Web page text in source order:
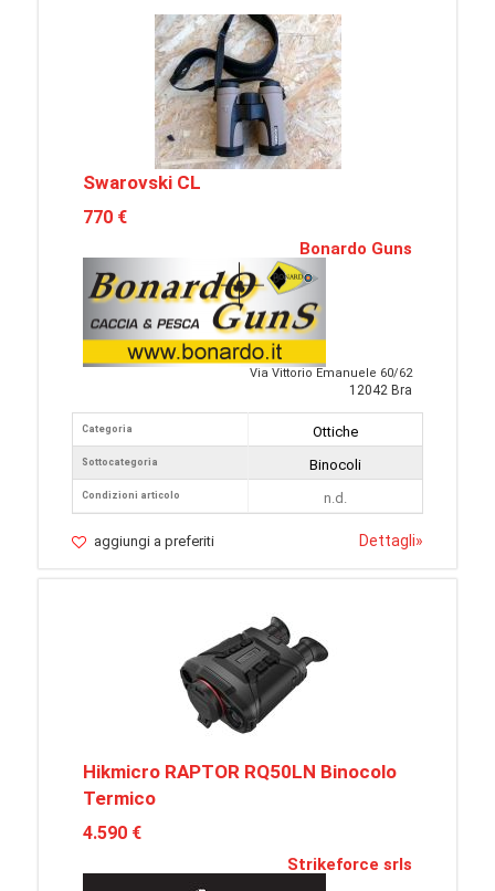
Swarovski CL
770 €
Bonardo Guns
Via Vittorio Emanuele 60/62
12042 Bra
Categoria
Sottocategoria
Condizioni articolo
Ottiche
Binocoli
n.d.
aggiungi a preferiti Dettagli»
Hikmicro RAPTOR RQ50LN Binocolo
Termico
4.590 €
Strikeforce srls